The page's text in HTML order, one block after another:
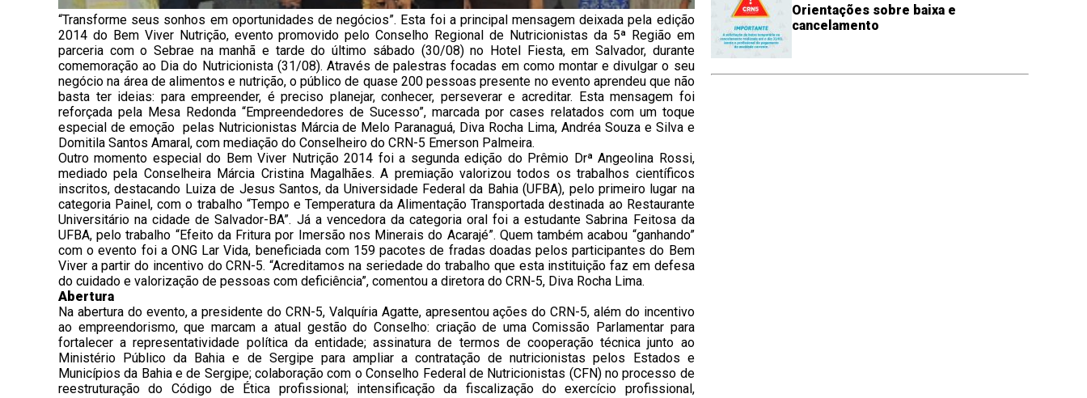
“Transforme seus sonhos em oportunidades de negócios”. Esta foi a principal mensagem deixada pela edição
2014 do Bem Viver Nutrição, evento promovido pelo Conselho Regional de Nutricionistas da 5ª Região em
parceria com o Sebrae na manhã e tarde do último sábado (30/08) no Hotel Fiesta, em Salvador, durante
comemoração ao Dia do Nutricionista (31/08). Através de palestras focadas em como montar e divulgar o seu
negócio na área de alimentos e nutrição, o público de quase 200 pessoas presente no evento aprendeu que não
basta ter ideias: para empreender, é preciso planejar, conhecer, perseverar e acreditar. Esta mensagem foi
reforçada pela Mesa Redonda “Empreendedores de Sucesso”, marcada por cases relatados com um toque
especial de emoção pelas Nutricionistas Márcia de Melo Paranaguá, Diva Rocha Lima, Andréa Souza e Silva e
Domitila Santos Amaral, com mediação do Conselheiro do CRN-5 Emerson Palmeira.
Outro momento especial do Bem Viver Nutrição 2014 foi a segunda edição do Prêmio Drª Angeolina Rossi,
mediado pela Conselheira Márcia Cristina Magalhães. A premiação valorizou todos os trabalhos científicos
inscritos, destacando Luiza de Jesus Santos, da Universidade Federal da Bahia (UFBA), pelo primeiro lugar na
categoria Painel, com o trabalho “Tempo e Temperatura da Alimentação Transportada destinada ao Restaurante
Universitário na cidade de Salvador-BA”. Já a vencedora da categoria oral foi a estudante Sabrina Feitosa da
UFBA, pelo trabalho “Efeito da Fritura por Imersão nos Minerais do Acarajé”. Quem também acabou “ganhando”
com o evento foi a ONG Lar Vida, beneficiada com 159 pacotes de fradas doadas pelos participantes do Bem
Viver a partir do incentivo do CRN-5. “Acreditamos na seriedade do trabalho que esta instituição faz em defesa
do cuidado e valorização de pessoas com deficiência”, comentou a diretora do CRN-5, Diva Rocha Lima.
Abertura
Na abertura do evento, a presidente do CRN-5, Valquíria Agatte, apresentou ações do CRN-5, além do incentivo
ao empreendorismo, que marcam a atual gestão do Conselho: criação de uma Comissão Parlamentar para
fortalecer a representatividade política da entidade; assinatura de termos de cooperação técnica junto ao
Ministério Público da Bahia e de Sergipe para ampliar a contratação de nutricionistas pelos Estados e
Municípios da Bahia e de Sergipe; colaboração com o Conselho Federal de Nutricionistas (CFN) no processo de
reestruturação do Código de Ética profissional; intensificação da fiscalização do exercício profissional,
Orientações sobre baixa e
cancelamento